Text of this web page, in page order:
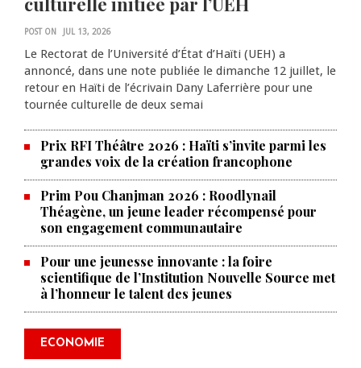
POST ON JUL 13, 2026
Le Rectorat de l’Université d’État d’Haïti (UEH) a
annoncé, dans une note publiée le dimanche 12 juillet, le
retour en Haïti de l’écrivain Dany Laferrière pour une
tournée culturelle de deux semai
Prix RFI Théâtre 2026 : Haïti s’invite parmi les
grandes voix de la création francophone
Prim Pou Chanjman 2026 : Roodlynail
Théagène, un jeune leader récompensé pour
son engagement communautaire
Pour une jeunesse innovante : la foire
scientifique de l’Institution Nouvelle Source met
à l’honneur le talent des jeunes
ECONOMIE
Produire le savoir pour
transformer Haïti : BRH lance la
2ᵉ édition de ses Journées
scientifiques